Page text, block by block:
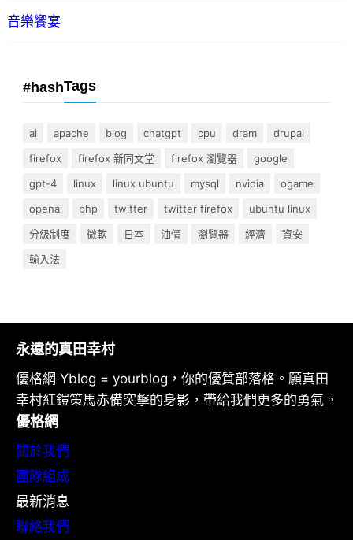
音樂饗宴
#hashTags
ai apache blog chatgpt cpu dram
drupal
firefox
firefox 新同文堂 firefox 瀏覽器
google
gpt-4
linux linux ubuntu mysql nvidia
ogame
openai
php twitter twitter firefox
ubuntu linux
分級制度
微軟 日本 油價 瀏覽器 經濟
資安
輸入法
永遠的真田幸村
優格網 Yblog = yourblog，你的優質部落格。願真田
幸村紅鎧策馬赤備突擊的身影，帶給我們更多的勇氣。
優格網
關於我們
團隊組成
最新消息
聯絡我們